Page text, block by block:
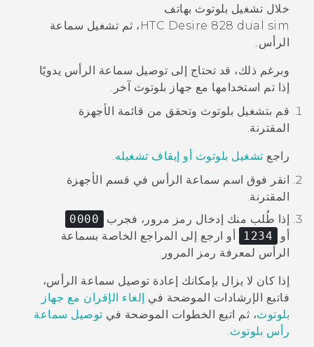
خلال تشغيل بلوتوث بهاتف
HTC Desire 828 dual sim ، ثم تشغيل سماعة
الرأس.
وبرغم ذلك، قد تحتاج إلى توصيل سماعة الرأس يدويًا
إذا تم استخدامها مع جهاز بلوتوث آخر.
قم بتشغيل بلوتوث وتحقق من قائمة الأجهزة
المقترنة.
راجع تشغيل بلوتوث أو إيقاف تشغيله.
انقر فوق اسم سماعة الرأس في قسم
الأجهزة
المقترنة.
إذا طُلب منك إدخال رمز مرور، فجرب
0000
أو
1234
أو ارجع إلى المراجع الخاصة بسماعة
الرأس لمعرفة رمز المرور.
إذا كان لا يزال بإمكانك إعادة توصيل سماعة الرأس،
فاتبع الإرشادات الموضحة في إلغاء الإقران مع جهاز
بلوتوث، ثم اتبع الخطوات الموضحة في توصيل سماعة
رأس بلوتوث.